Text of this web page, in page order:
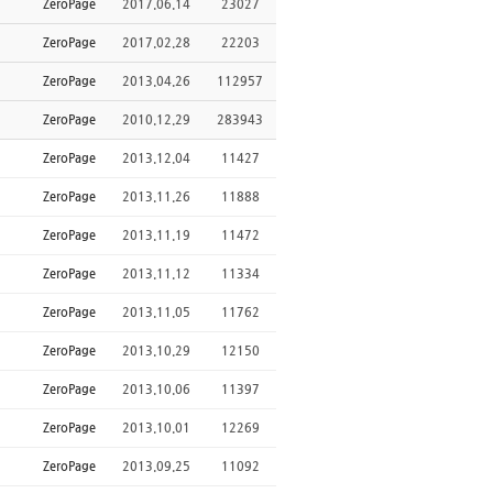
ZeroPage 2017.06.14 23027
ZeroPage 2017.02.28 22203
ZeroPage 2013.04.26 112957
ZeroPage 2010.12.29 283943
ZeroPage 2013.12.04 11427
ZeroPage 2013.11.26 11888
ZeroPage 2013.11.19 11472
ZeroPage 2013.11.12 11334
ZeroPage 2013.11.05 11762
ZeroPage 2013.10.29 12150
ZeroPage 2013.10.06 11397
ZeroPage 2013.10.01 12269
ZeroPage 2013.09.25 11092